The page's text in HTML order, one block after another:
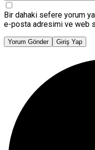
Bir dahaki sefere yorum
e-posta adresimi ve web
Yorum Gönder Giriş Yap